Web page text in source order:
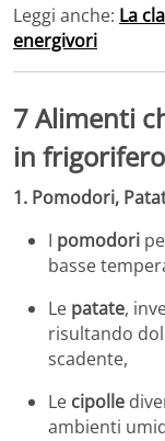
Leggi anche: La
energivori
7 Alimenti
in frigorifero
1. Pomodori,
I pomodori
basse
Le patate,
risultando
scadente,
Le cipolle
ambienti